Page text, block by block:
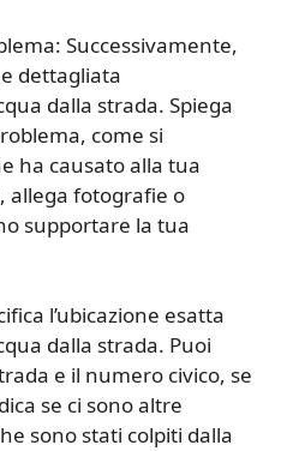
Successivamente,
dettagliata
dalla strada. Spiega
come si
ha causato alla tua
allega fotografie o
supportare la tua
l’ubicazione esatta
dalla strada. Puoi
e il numero civico, se
se ci sono altre
sono stati colpiti dalla